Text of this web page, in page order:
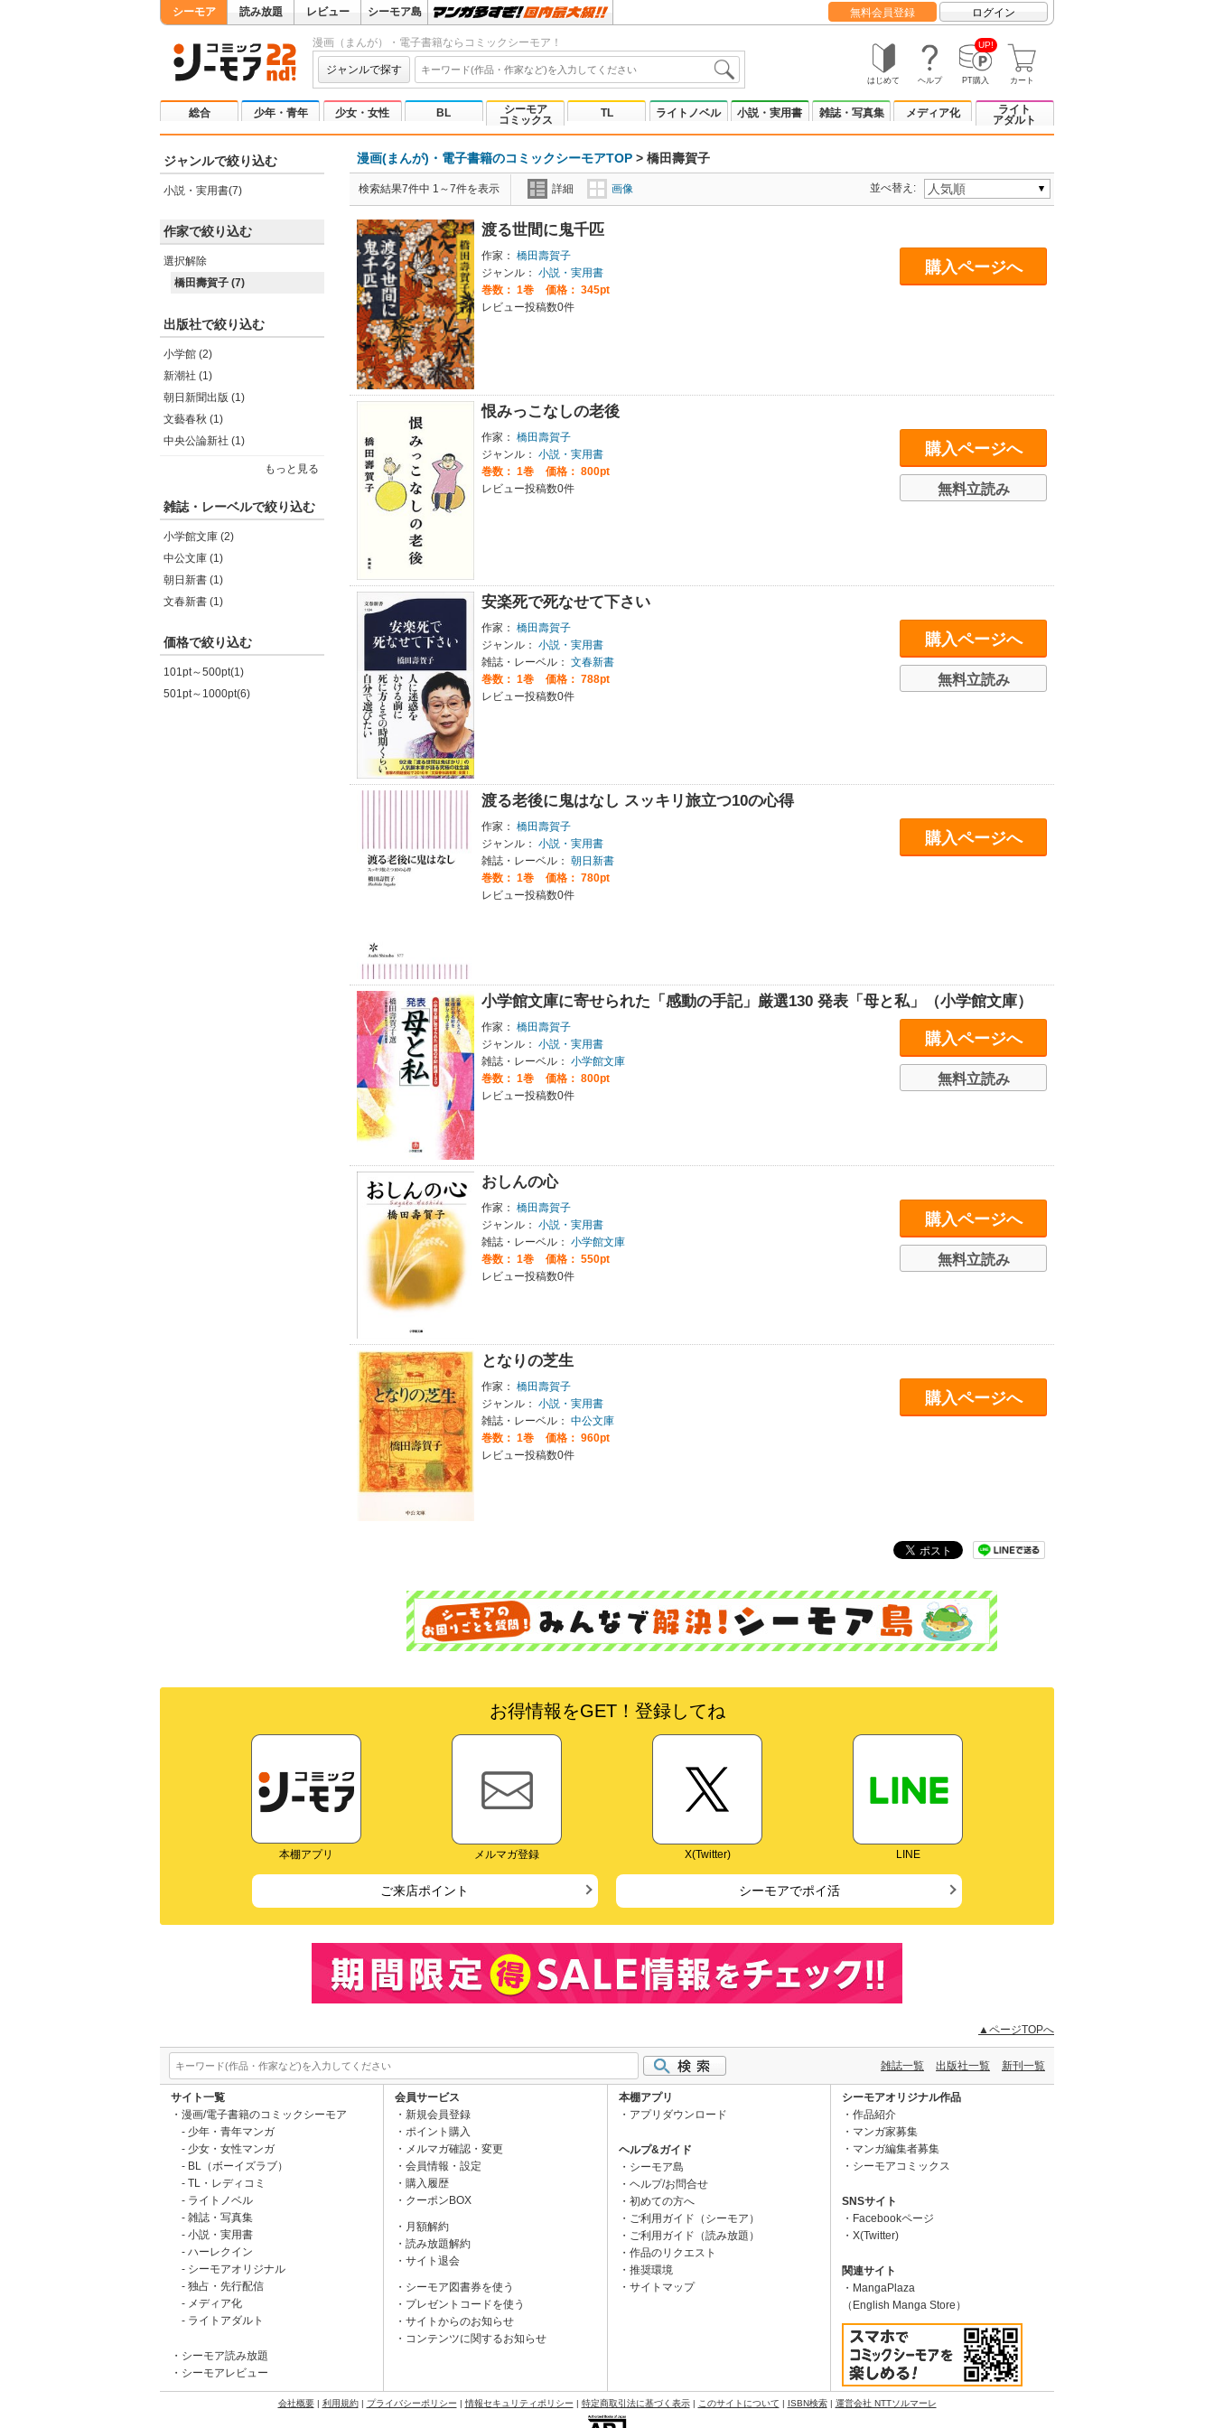
シーモア 読み放題 レビュー シーモア島 無料会員登録 ログイン
漫画（まんが）・電子書籍ならコミックシーモア！
ジャンルで探す
はじめて ヘルプ
UP!
PT購入 カート
総合 少年・青年 少女・女性 BL
シーモア
コミックス
TL ライトノベル 小説・実用書 雑誌・写真集 メディア化
ライト
アダルト
ジャンルで絞り込む
小説・実用書(7)
作家で絞り込む
選択解除
橋田壽賀子 (7)
出版社で絞り込む
小学館 (2)
新潮社 (1)
朝日新聞出版 (1)
文藝春秋 (1)
中央公論新社 (1)
もっと見る
雑誌・レーベルで絞り込む
小学館文庫 (2)
中公文庫 (1)
朝日新書 (1)
文春新書 (1)
価格で絞り込む
101pt～500pt(1)
501pt～1000pt(6)
漫画(まんが)・電子書籍のコミックシーモアTOP > 橋田壽賀子
検索結果7件中 1～7件を表示 詳細 画像 並べ替え:
渡る世間に鬼千匹
作家： 橋田壽賀子
ジャンル： 小説・実用書
巻数： 1巻
価格： 345pt
レビュー投稿数0件
購入ページへ
恨みっこなしの老後
作家： 橋田壽賀子
ジャンル： 小説・実用書
巻数： 1巻
価格： 800pt
レビュー投稿数0件
購入ページへ
無料立読み
安楽死で死なせて下さい
作家： 橋田壽賀子
ジャンル： 小説・実用書
雑誌・レーベル： 文春新書
巻数： 1巻
価格： 788pt
レビュー投稿数0件
購入ページへ
無料立読み
渡る老後に鬼はなし スッキリ旅立つ10の心得
作家： 橋田壽賀子
ジャンル： 小説・実用書
雑誌・レーベル： 朝日新書
巻数： 1巻
価格： 780pt
レビュー投稿数0件
購入ページへ
小学館文庫に寄せられた「感動の手記」厳選130 発表「母と私」（小学館文庫）
作家： 橋田壽賀子
ジャンル： 小説・実用書
雑誌・レーベル： 小学館文庫
巻数： 1巻
価格： 800pt
レビュー投稿数0件
購入ページへ
無料立読み
おしんの心
作家： 橋田壽賀子
ジャンル： 小説・実用書
雑誌・レーベル： 小学館文庫
巻数： 1巻
価格： 550pt
レビュー投稿数0件
購入ページへ
無料立読み
となりの芝生
作家： 橋田壽賀子
ジャンル： 小説・実用書
雑誌・レーベル： 中公文庫
巻数： 1巻
価格： 960pt
レビュー投稿数0件
購入ページへ
お得情報をGET！登録してね
本棚アプリ メルマガ登録 X(Twitter) LINE
ご来店ポイント シーモアでポイ活
▲ページTOPへ
雑誌一覧 出版社一覧 新刊一覧
サイト一覧
漫画/電子書籍のコミックシーモア
少年・青年マンガ
少女・女性マンガ
BL（ボーイズラブ）
TL・レディコミ
ライトノベル
雑誌・写真集
小説・実用書
ハーレクイン
シーモアオリジナル
独占・先行配信
メディア化
ライトアダルト
シーモア読み放題
シーモアレビュー
会員サービス
新規会員登録
ポイント購入
メルマガ確認・変更
会員情報・設定
購入履歴
クーポンBOX
月額解約
読み放題解約
サイト退会
シーモア図書券を使う
プレゼントコードを使う
サイトからのお知らせ
コンテンツに関するお知らせ
本棚アプリ
アプリダウンロード
ヘルプ&ガイド
シーモア島
ヘルプ/お問合せ
初めての方へ
ご利用ガイド（シーモア）
ご利用ガイド（読み放題）
作品のリクエスト
推奨環境
サイトマップ
シーモアオリジナル作品
作品紹介
マンガ家募集
マンガ編集者募集
シーモアコミックス
SNSサイト
Facebookページ
X(Twitter)
関連サイト
MangaPlaza
（English Manga Store）
会社概要| 利用規約| プライバシーポリシー | 情報セキュリティポリシー | 特定商取引法に基づく表示| このサイトについて | ISBN検索| 運営会社 NTTソルマーレ